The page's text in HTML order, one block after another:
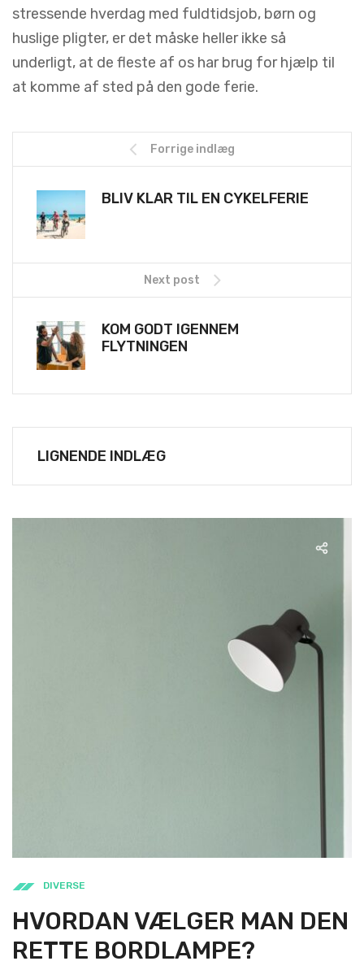
stressende hverdag med fuldtidsjob, børn og
huslige pligter, er det måske heller ikke så
underligt, at de fleste af os har brug for hjælp til
at komme af sted på den gode ferie.
Forrige indlæg
BLIV KLAR TIL EN CYKELFERIE
Next post
KOM GODT IGENNEM
FLYTNINGEN
LIGNENDE INDLÆG
DIVERSE
HVORDAN VÆLGER MAN DEN
RETTE BORDLAMPE?